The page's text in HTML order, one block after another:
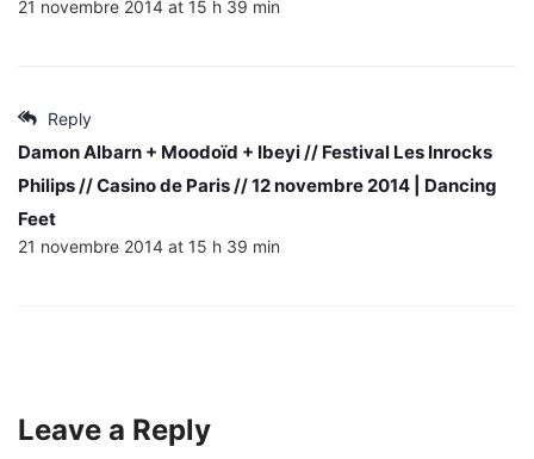
21 novembre 2014 at 15 h 39 min
Reply
Damon Albarn + Moodoïd + Ibeyi // Festival Les Inrocks
Philips // Casino de Paris // 12 novembre 2014 | Dancing
Feet
21 novembre 2014 at 15 h 39 min
Leave a Reply